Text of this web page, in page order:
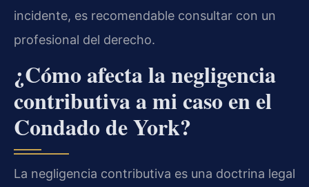
incidente, es recomendable consultar con un
profesional del derecho.
¿Cómo afecta la negligencia
contributiva a mi caso en el
Condado de York?
La negligencia contributiva es una doctrina legal